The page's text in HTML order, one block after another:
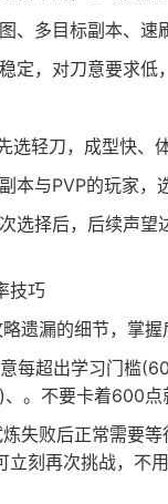
多目标副本、速刷
，对刀意要求低
轻刀，成型快、体
与PVP的玩家，选
择后，后续声望
技巧
漏的细节，掌握
超出学习门槛
。不要卡着600
败后正常需要等
立刻再次挑战，不